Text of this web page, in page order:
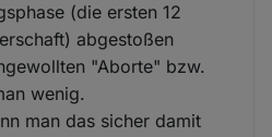
(die ersten 12
abgestoßen
"Aborte" bzw.
wenig.
man das sicher damit